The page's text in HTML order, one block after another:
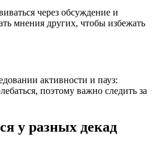
через обсуждение и
мнения других, чтобы избежать
активности и пауз:
поэтому важно следить за
у разных декад